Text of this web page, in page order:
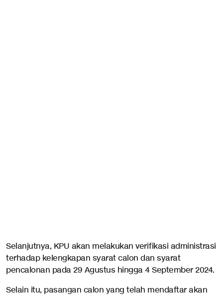
Selanjutnya, KPU akan melakukan verifikasi administrasi
terhadap kelengkapan syarat calon dan syarat
pencalonan pada 29 Agustus hingga 4 September 2024.
Selain itu, pasangan calon yang telah mendaftar akan